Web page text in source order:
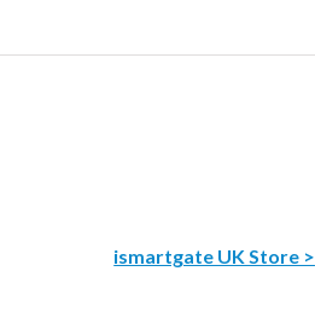
ismartgate UK Store >